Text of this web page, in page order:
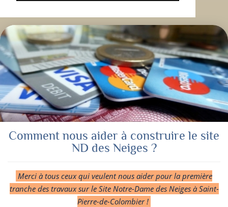
Comment nous aider à construire le site
ND des Neiges ?
Merci à tous ceux qui veulent nous aider pour la première
tranche des travaux sur le Site Notre-Dame des Neiges à Saint-
Pierre-de-Colombier !